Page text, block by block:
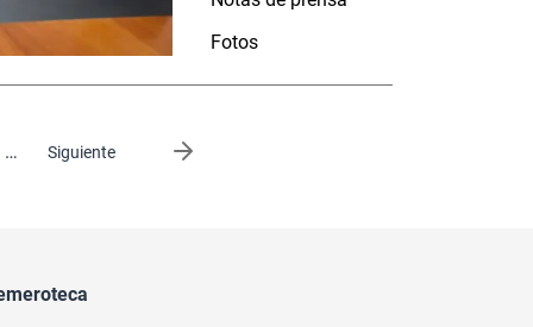
Fotos
… Siguiente
página